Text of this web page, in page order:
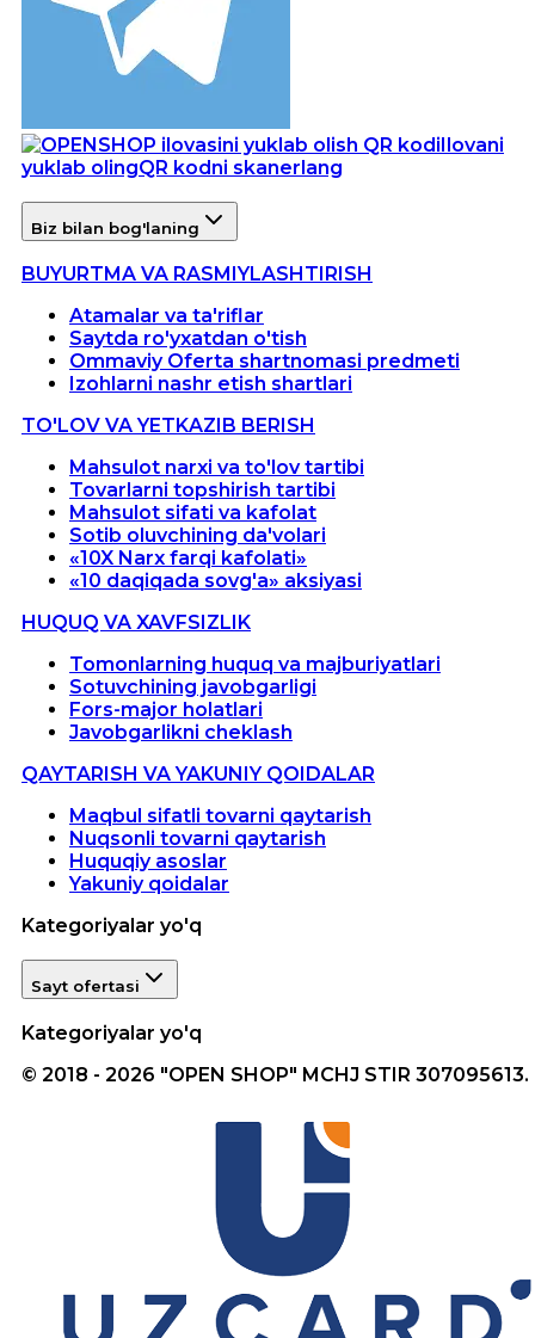
Ilovani
yuklab olingQR kodni skanerlang
Biz bilan bog'laning
BUYURTMA VA RASMIYLASHTIRISH
Atamalar va ta'riflar
Saytda ro'yxatdan o'tish
Ommaviy Oferta shartnomasi predmeti
Izohlarni nashr etish shartlari
TO'LOV VA YETKAZIB BERISH
Mahsulot narxi va to'lov tartibi
Tovarlarni topshirish tartibi
Mahsulot sifati va kafolat
Sotib oluvchining da'volari
«10X Narx farqi kafolati»
«10 daqiqada sovg'a» aksiyasi
HUQUQ VA XAVFSIZLIK
Tomonlarning huquq va majburiyatlari
Sotuvchining javobgarligi
Fors-major holatlari
Javobgarlikni cheklash
QAYTARISH VA YAKUNIY QOIDALAR
Maqbul sifatli tovarni qaytarish
Nuqsonli tovarni qaytarish
Huquqiy asoslar
Yakuniy qoidalar
Kategoriyalar yo'q
Sayt ofertasi
Kategoriyalar yo'q
© 2018 - 2026 "OPEN SHOP" MCHJ STIR 307095613.